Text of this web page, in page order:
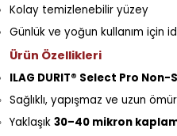
Kolay temizlenebilir yüzey
Günlük ve yoğun kullanım için
Ürün Özellikleri
ILAG DURIT® Select Pro
Sağlıklı, yapışmaz ve uzun
Yaklaşık 30–40 mikron